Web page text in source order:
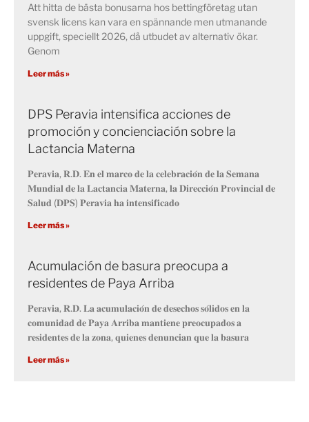
Att hitta de bästa bonusarna hos bettingföretag utan
svensk licens kan vara en spännande men utmanande
uppgift, speciellt 2026, då utbudet av alternativ ökar.
Genom
Leer más »
DPS Peravia intensifica acciones de
promoción y concienciación sobre la
Lactancia Materna
𝐏𝐞𝐫𝐚𝐯𝐢𝐚, 𝐑.𝐃. 𝐄𝐧 𝐞𝐥 𝐦𝐚𝐫𝐜𝐨 𝐝𝐞 𝐥𝐚 𝐜𝐞𝐥𝐞𝐛𝐫𝐚𝐜𝐢𝐨́𝐧 𝐝𝐞 𝐥𝐚 𝐒𝐞𝐦𝐚𝐧𝐚
𝐌𝐮𝐧𝐝𝐢𝐚𝐥 𝐝𝐞 𝐥𝐚 𝐋𝐚𝐜𝐭𝐚𝐧𝐜𝐢𝐚 𝐌𝐚𝐭𝐞𝐫𝐧𝐚, 𝐥𝐚 𝐃𝐢𝐫𝐞𝐜𝐜𝐢𝐨́𝐧 𝐏𝐫𝐨𝐯𝐢𝐧𝐜𝐢𝐚𝐥 𝐝𝐞
𝐒𝐚𝐥𝐮𝐝 (𝐃𝐏𝐒) 𝐏𝐞𝐫𝐚𝐯𝐢𝐚 𝐡𝐚 𝐢𝐧𝐭𝐞𝐧𝐬𝐢𝐟𝐢𝐜𝐚𝐝𝐨
Leer más »
Acumulación de basura preocupa a
residentes de Paya Arriba
𝐏𝐞𝐫𝐚𝐯𝐢𝐚, 𝐑.𝐃. 𝐋𝐚 𝐚𝐜𝐮𝐦𝐮𝐥𝐚𝐜𝐢𝐨́𝐧 𝐝𝐞 𝐝𝐞𝐬𝐞𝐜𝐡𝐨𝐬 𝐬𝐨́𝐥𝐢𝐝𝐨𝐬 𝐞𝐧 𝐥𝐚
𝐜𝐨𝐦𝐮𝐧𝐢𝐝𝐚𝐝 𝐝𝐞 𝐏𝐚𝐲𝐚 𝐀𝐫𝐫𝐢𝐛𝐚 𝐦𝐚𝐧𝐭𝐢𝐞𝐧𝐞 𝐩𝐫𝐞𝐨𝐜𝐮𝐩𝐚𝐝𝐨𝐬 𝐚
𝐫𝐞𝐬𝐢𝐝𝐞𝐧𝐭𝐞𝐬 𝐝𝐞 𝐥𝐚 𝐳𝐨𝐧𝐚, 𝐪𝐮𝐢𝐞𝐧𝐞𝐬 𝐝𝐞𝐧𝐮𝐧𝐜𝐢𝐚𝐧 𝐪𝐮𝐞 𝐥𝐚 𝐛𝐚𝐬𝐮𝐫𝐚
Leer más »